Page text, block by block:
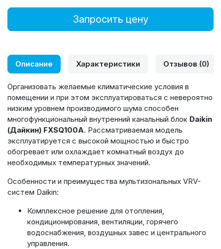
Запросить цену
Описание Характеристики Отзывов (0)
Организовать желаемые климатические условия в
помещении и при этом эксплуатироваться с невероятно
низким уровнем производимого шума способен
многофункциональный внутренний канальный блок Daikin
(Дайкин) FXSQ100A. Рассматриваемая модель
эксплуатируется с высокой мощностью и быстро
обогревает или охлаждает комнатный воздух до
необходимых температурных значений.
Особенности и преимущества мультизональных VRV-
систем Daikin:
Комплексное решение для отопления,
кондиционирования, вентиляции, горячего
водоснабжения, воздушных завес и центрального
управления.